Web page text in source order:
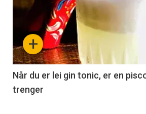
akkurat
nå
-
2
+
Når du er lei gin tonic, er en
trenger